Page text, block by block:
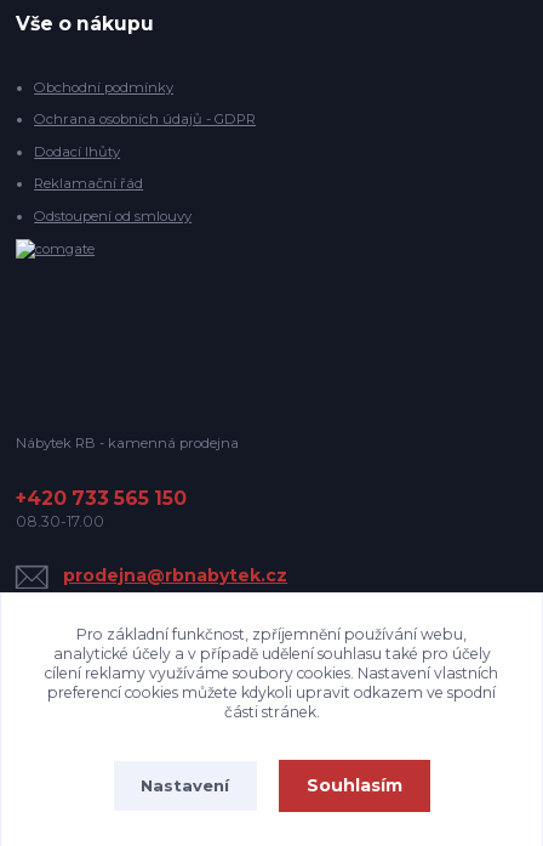
Vše o nákupu
Obchodní podmínky
Ochrana osobních údajů - GDPR
Dodací lhůty
Reklamační řád
Odstoupení od smlouvy
Nábytek RB - kamenná prodejna
+420 733 565 150
08.30-17.00
prodejna@rbnabytek.cz
Upravit sběr cookies.
Pro základní funkčnost, zpříjemnění používání webu,
analytické účely a v případě udělení souhlasu také pro účely
cílení reklamy využíváme soubory cookies. Nastavení vlastních
preferencí cookies můžete kdykoli upravit odkazem ve spodní
části stránek.
Nastavení Souhlasím